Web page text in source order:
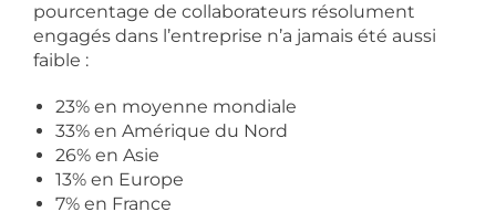
pourcentage de collaborateurs résolument
engagés dans l’entreprise n’a jamais été aussi
faible :
23% en moyenne mondiale
33% en Amérique du Nord
26% en Asie
13% en Europe
7% en France